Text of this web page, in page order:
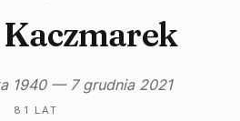
1940 — 7 grudnia 2021
81 LAT